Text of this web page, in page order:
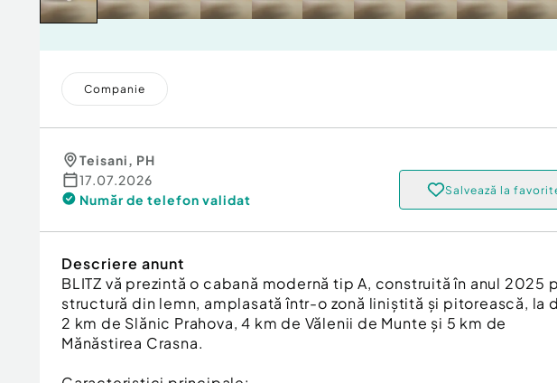
Companie
Teisani, PH
17.07.2026
Număr de telefon validat
Salvează la
Descriere anunt
BLITZ vă prezintă o cabană modernă tip A, construită în anul 2025
structură din lemn, amplasată într-o zonă liniștită și pitorească, la
2 km de Slănic Prahova, 4 km de Vălenii de Munte și 5 km de
Mănăstirea Crasna.